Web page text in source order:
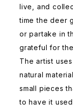
live, and
time the deer
or partake in
grateful for
The artist
natural
small pieces
to have it